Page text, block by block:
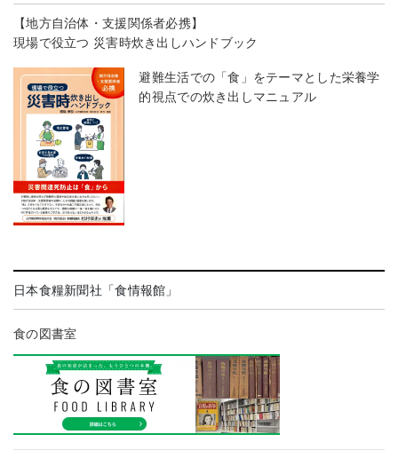
【地方自治体・支援関係者必携】
現場で役立つ 災害時炊き出しハンドブック
避難生活での「食」をテーマとした栄養学
的視点での炊き出しマニュアル
日本食糧新聞社「食情報館」
食の図書室